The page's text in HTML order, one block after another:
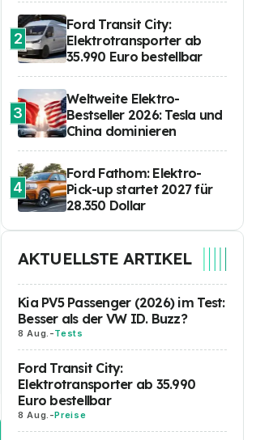
2
Ford Transit City:
Elektrotransporter ab
35.990 Euro bestellbar
3
Weltweite Elektro-
Bestseller 2026: Tesla und
China dominieren
4
Ford Fathom: Elektro-
Pick-up startet 2027 für
28.350 Dollar
AKTUELLSTE ARTIKEL
Kia PV5 Passenger (2026) im Test:
Besser als der VW ID. Buzz?
8 Aug. -Tests
Ford Transit City:
Elektrotransporter ab 35.990
Euro bestellbar
8 Aug. -Preise